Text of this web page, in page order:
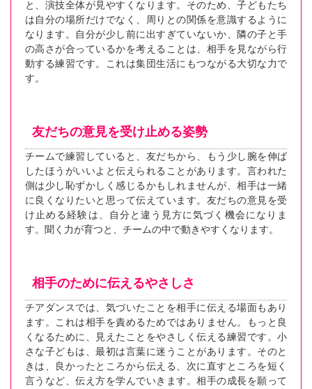
と、演技全体が見やすくなります。そのため、子どもたち
は自分の場所だけでなく、周りとの関係を意識するように
なります。自分が少し前に出すぎていないか、隣の子と手
の高さが合っているかを考えることは、相手を見ながら行
動する練習です。これは集団生活にもつながる大切な力で
す。
友だちの意見を受け止める姿勢
チームで練習していると、友だちから、もう少し腕を伸ば
したほうがいいよと伝えられることがあります。言われた
側は少し恥ずかしく感じるかもしれませんが、相手は一緒
に良くなりたいと思って伝えています。友だちの意見を受
け止める経験は、自分と違う見方に気づく機会になりま
す。聞く力が育つと、チームの中で動きやすくなります。
相手のために伝えるやさしさ
チアダンスでは、気づいたことを相手に伝える場面もあり
ます。これは相手を責めるためではありません。もっと良
くなるために、見えたことをやさしく伝える練習です。小
さな子どもは、最初は言葉に迷うことがあります。そのと
きは、良かったところから伝える、次に直すところを短く
言うなど、伝え方を学んでいきます。相手の成長を願って